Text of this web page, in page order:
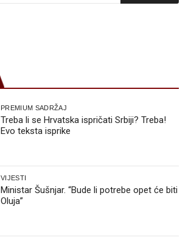
PREMIUM SADRŽAJ
Treba li se Hrvatska ispričati Srbiji? Treba!
Evo teksta isprike
VIJESTI
Ministar Šušnjar. “Bude li potrebe opet će biti
Oluja”